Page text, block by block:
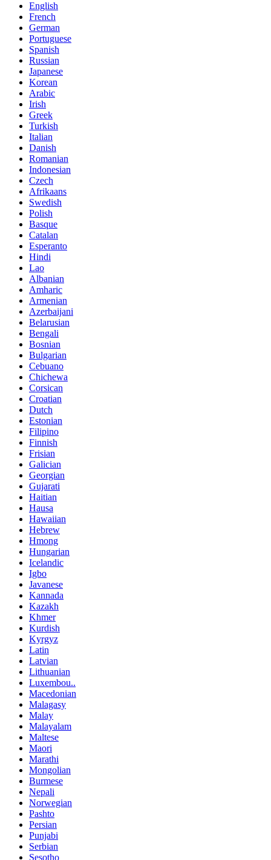
English
French
German
Portuguese
Spanish
Russian
Japanese
Korean
Arabic
Irish
Greek
Turkish
Italian
Danish
Romanian
Indonesian
Czech
Afrikaans
Swedish
Polish
Basque
Catalan
Esperanto
Hindi
Lao
Albanian
Amharic
Armenian
Azerbaijani
Belarusian
Bengali
Bosnian
Bulgarian
Cebuano
Chichewa
Corsican
Croatian
Dutch
Estonian
Filipino
Finnish
Frisian
Galician
Georgian
Gujarati
Haitian
Hausa
Hawaiian
Hebrew
Hmong
Hungarian
Icelandic
Igbo
Javanese
Kannada
Kazakh
Khmer
Kurdish
Kyrgyz
Latin
Latvian
Lithuanian
Luxembou..
Macedonian
Malagasy
Malay
Malayalam
Maltese
Maori
Marathi
Mongolian
Burmese
Nepali
Norwegian
Pashto
Persian
Punjabi
Serbian
Sesotho